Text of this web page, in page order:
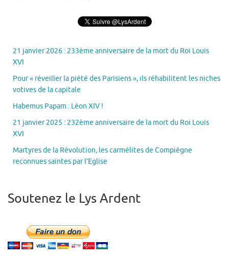
21 janvier 2026 : 233ème anniversaire de la mort du Roi Louis
XVI
Pour « réveiller la piété des Parisiens », ils réhabilitent les niches
votives de la capitale
Habemus Papam : Léon XIV !
21 janvier 2025 : 232ème anniversaire de la mort du Roi Louis
XVI
Martyres de la Révolution, les carmélites de Compiègne
reconnues saintes par l’Eglise
Soutenez le Lys Ardent